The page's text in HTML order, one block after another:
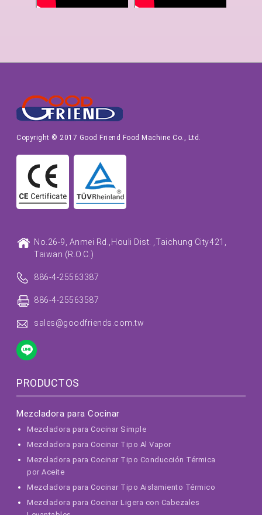
Copyright © 2017 Good Friend Food Machine Co., Ltd.
No.26-9, Anmei Rd.,Houli Dist. , Taichung City421,
Taiwan (R.O.C.)
886-4-25563387
886-4-25563587
sales@goodfriends.com.tw
PRODUCTOS
Mezcladora para Cocinar
Mezcladora para Cocinar Simple
Mezcladora para Cocinar Tipo Al Vapor
Mezcladora para Cocinar Tipo Conducción Térmica
por Aceite
Mezcladora para Cocinar Tipo Aislamiento Térmico
Mezcladora para Cocinar Ligera con Cabezales